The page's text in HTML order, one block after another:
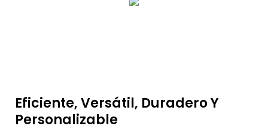
Eficiente, Versátil, Duradero Y
Personalizable